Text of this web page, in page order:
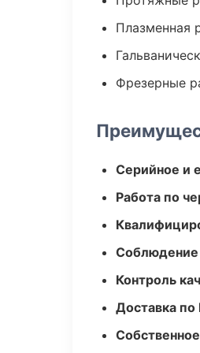
Плазменная
Фрезерные
Серийное и
Работа по
Соблюдение
Контроль
Доставка